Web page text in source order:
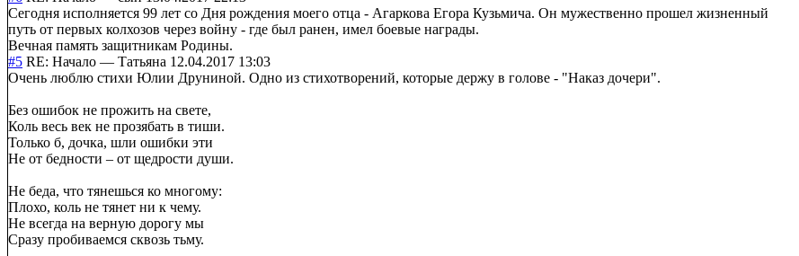
Сегодня исполняется 99 лет со Дня рождения моего отца - Агаркова Егора Кузьмича. Он мужественно прошел жизненный
путь от первых колхозов через войну - где был ранен, имел боевые награды.
Вечная память защитникам Родины.
#5 RE: Начало — Татьяна 12.04.2017 13:03
Очень люблю стихи Юлии Друниной. Одно из стихотворений, которые держу в голове - "Наказ дочери".
Без ошибок не прожить на свете,
Коль весь век не прозябать в тиши.
Только б, дочка, шли ошибки эти
Не от бедности – от щедрости души.
Не беда, что тянешься ко многому:
Плохо, коль не тянет ни к чему.
Не всегда на верную дорогу мы
Сразу пробиваемся сквозь тьму.